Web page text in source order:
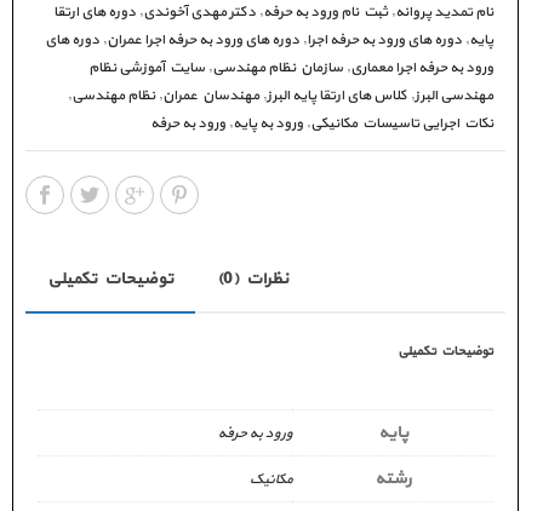
نام تمدید پروانه,ثبت نام ورود به حرفه, دکتر مهدی آخوندی, دوره های ارتقا
پایه, دوره های ورود به حرفه اجرا, دوره های ورود به حرفه اجرا عمران, دوره های
ورود به حرفه اجرا معماری, سازمان نظام مهندسی, سایت آموزشی نظام
مهندسی البرز, کلاس های ارتقا پایه البرز,مهندسان عمران,نظام مهندسی,
نکات اجرایی تاسیسات مکانیکی, ورود به پایه, ورود به حرفه
توضیحات تکمیلی نظرات (0)
توضیحات تکمیلی
پایه ورود به حرفه
رشته مکانیک